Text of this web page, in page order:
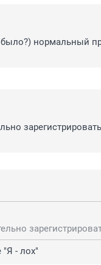
нормальный
- лох"